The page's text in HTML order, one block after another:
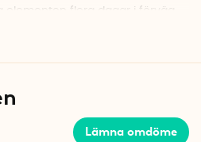
elementen flera dagar i förväg.
på 'borta-läge' för att
snabba temperaturfall
eller dörrar och pausar
för att förhindra onödig
Lämna omdöme